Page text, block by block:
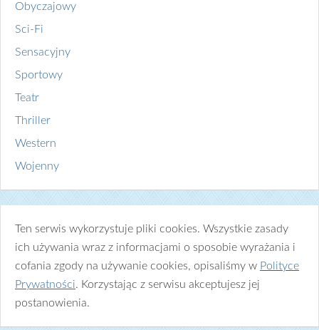
Obyczajowy
Sci-Fi
Sensacyjny
Sportowy
Teatr
Thriller
Western
Wojenny
Ten serwis wykorzystuje pliki cookies. Wszystkie zasady
ich używania wraz z informacjami o sposobie wyrażania i
cofania zgody na używanie cookies, opisaliśmy w Polityce
Prywatności. Korzystając z serwisu akceptujesz jej
postanowienia.